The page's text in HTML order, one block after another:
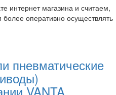
интернет магазина и считаем,
оперативно осуществлять
пневматические
VANTA